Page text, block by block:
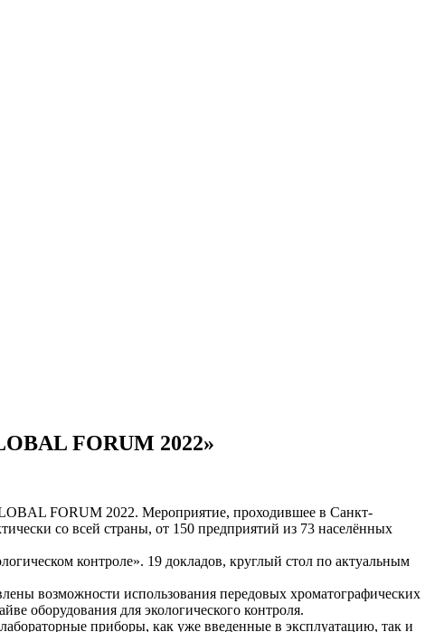
FORUM 2022»
FORUM 2022. Мероприятие, проходившее в Санкт-
со всей страны, от 150 предприятий из 73 населённых
контроле». 19 докладов, круглый стол по актуальным
возможности использования передовых хроматографических
оборудования для экологического контроля.
приборы, как уже введенные в эксплуатацию, так и